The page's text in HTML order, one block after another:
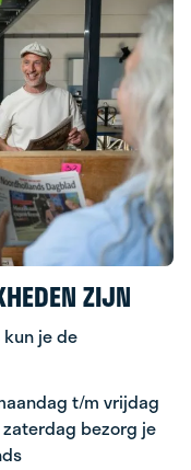
ZIJN
je de
t/m vrijdag
zaterdag bezorg je